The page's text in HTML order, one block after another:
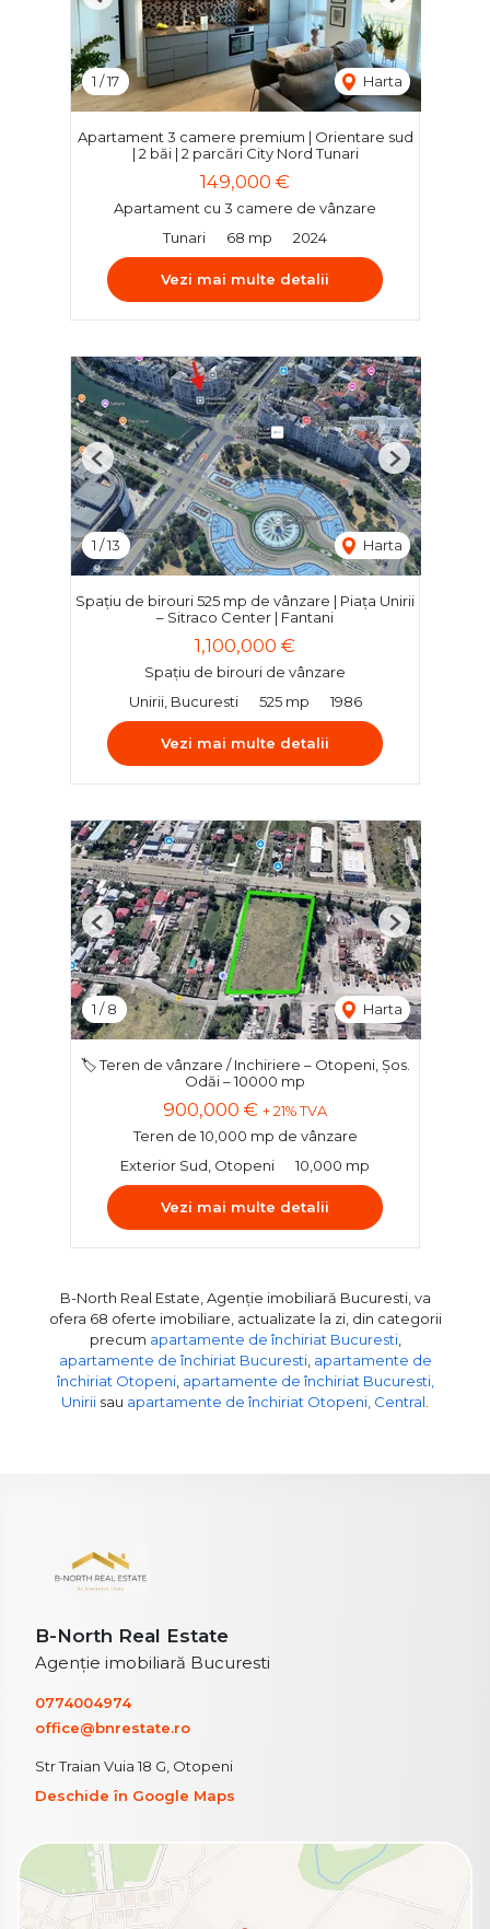
1 /17 Harta
Apartament 3 camere premium | Orientare sud
| 2 băi | 2 parcări City Nord Tunari
149,000 €
Apartament cu 3 camere de vânzare
Tunari
68 mp 2024
Vezi mai multe detalii
1 /13 Harta
Previous Next
Spațiu de birouri 525 mp de vânzare | Piața Unirii
– Sitraco Center | Fantani
1,100,000 €
Spațiu de birouri de vânzare
Unirii, Bucuresti
525 mp 1986
Vezi mai multe detalii
1 /8 Harta
Previous Next
🏷️ Teren de vânzare / Inchiriere – Otopeni, Șos.
Odăi – 10000 mp
900,000 € + 21% TVA
Teren de 10,000 mp de vânzare
Exterior Sud, Otopeni
10,000 mp
Vezi mai multe detalii
B-North Real Estate, Agenție imobiliară Bucuresti, va
ofera 68 oferte imobiliare, actualizate la zi, din categorii
precum apartamente de închiriat Bucuresti,
apartamente de închiriat Bucuresti, apartamente de
închiriat Otopeni, apartamente de închiriat Bucuresti,
Unirii sau apartamente de închiriat Otopeni, Central
B-North Real Estate
Agenție imobiliară Bucuresti
0774004974
office@bnrestate.ro
Str Traian Vuia 18 G, Otopeni
Deschide în Google Maps